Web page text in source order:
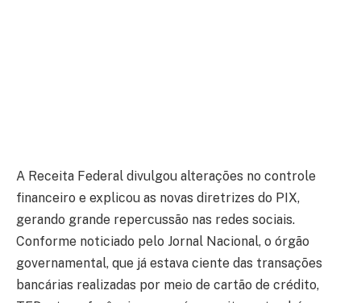
A Receita Federal divulgou alterações no controle
financeiro e explicou as novas diretrizes do PIX,
gerando grande repercussão nas redes sociais.
Conforme noticiado pelo Jornal Nacional, o órgão
governamental, que já estava ciente das transações
bancárias realizadas por meio de cartão de crédito,